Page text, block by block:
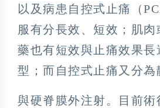
以及病患自控式止痛（
服有分長效、短效；肌
藥也有短效與止痛效果長
型；而自控式止痛又分為
與硬脊膜外注射。目前術